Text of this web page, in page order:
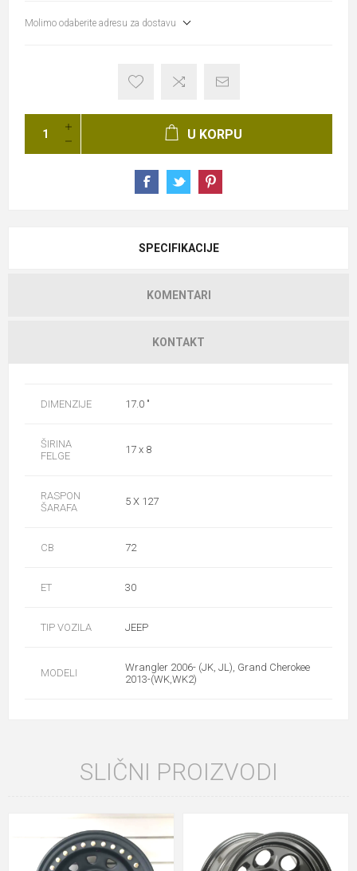
Molimo odaberite adresu za dostavu
U KORPU
SPECIFIKACIJE
KOMENTARI
KONTAKT
DIMENZIJE 17.0 "
ŠIRINA
FELGE
17 x 8
RASPON
ŠARAFA
5 X 127
CB 72
ET 30
TIP VOZILA JEEP
MODELI
Wrangler 2006- (JK, JL), Grand Cherokee
2013-(WK,WK2)
SLIČNI PROIZVODI